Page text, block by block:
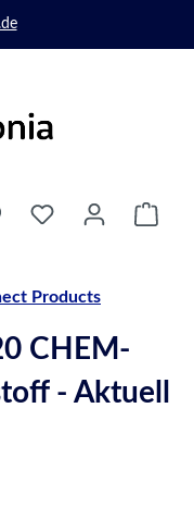
Products
CHEM-
- Aktuell